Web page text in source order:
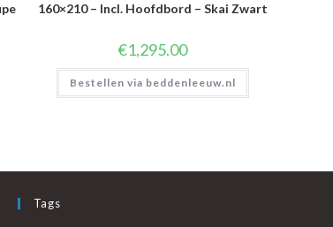
160×210 – Incl. Hoofdbord – Skai Zwart
€1,295.00
Bestellen via beddenleeuw.nl
Tags